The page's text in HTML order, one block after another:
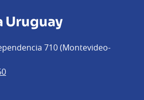
Uruguay
710 (Montevideo-